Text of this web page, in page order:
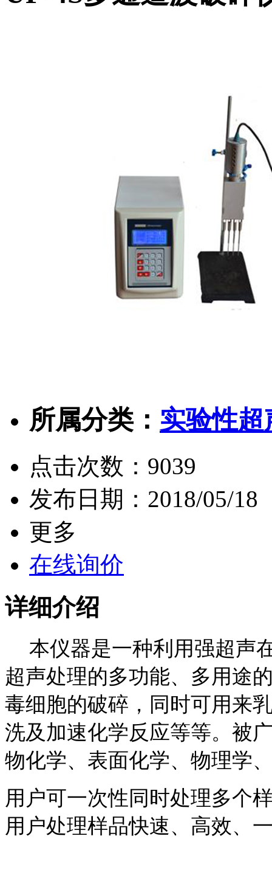
所属分类： 实验性超
点击次数： 9039
发布日期： 2018/05/18
更多
在线询价
详细介绍
本仪器是一种利用强超声
超声处理的多功能、多用途
毒细胞的破碎，同时可用来
洗及加速化学反应等等。被
物化学、表面化学、物理学
用户可一次性同时处理多个
用户处理样品快速、高效、